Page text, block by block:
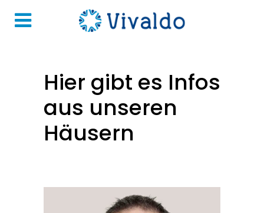
Hier gibt es Infos
aus unseren
Häusern